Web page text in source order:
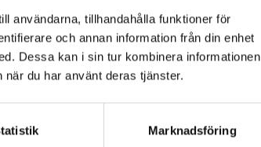
användarna, tillhandahålla funktioner för
och annan information från din enhet
Dessa kan i sin tur kombinera informationen
du har använt deras tjänster.
Marknadsföring
varm
Bosjökloster Slott
Bosjökloster
243 95 Höör